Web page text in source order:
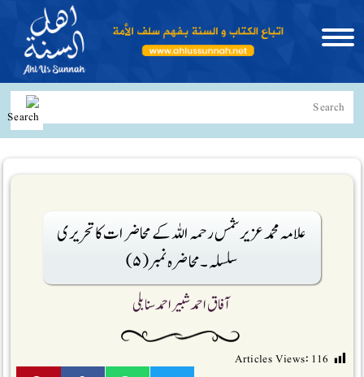
علامہ محمد عزیر شمس رحمہ اللہ کے محاضرات کا تحریری
سلسلہ ۔محاضرہ نمبر(۵)
آفاق احمد شبیر احمد سنابلی
Articles Views: 116